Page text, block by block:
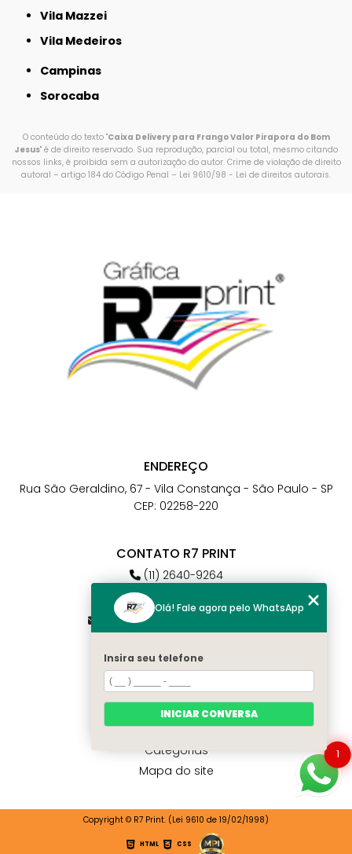
Vila Mazzei
Vila Medeiros
Campinas
Sorocaba
O conteúdo do texto "Caixa Delivery para Frango Valor Pirapora do Bom
Jesus" é de direito reservado. Sua reprodução, parcial ou total, mesmo citando
nossos links, é proibida sem a autorização do autor. Crime de violação de direito
autoral – artigo 184 do Código Penal – Lei 9610/98 - Lei de direitos autorais.
ENDEREÇO
Rua São Geraldino, 67 - Vila Constança - São Paulo - SP
CEP: 02258-220
CONTATO R7 PRINT
(11) 2640-9264
(11) 98784-6664
atendimento@r7print.com.br
MENU
Home
Quem somos
Contato
Categorias
Mapa do site
Copyright © R7 Print. (Lei 9610 de 19/02/1998)
HTML CSS
1
Olá! Fale agora pelo WhatsApp
Insira seu telefone
INICIAR CONVERSA